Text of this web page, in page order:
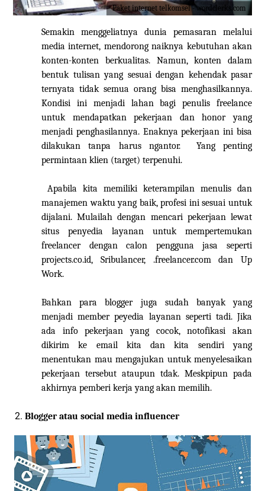
Paket internet telkomsel - wordclerks.com
Semakin menggeliatnya dunia pemasaran melalui
media internet, mendorong naiknya kebutuhan akan
konten-konten berkualitas. Namun, konten dalam
bentuk tulisan yang sesuai dengan kehendak pasar
ternyata tidak semua orang bisa menghasilkannya.
Kondisi ini menjadi lahan bagi penulis freelance
untuk mendapatkan pekerjaan dan honor yang
menjadi penghasilannya. Enaknya pekerjaan ini bisa
dilakukantanpa harus ngantor. Yang penting
permintaan klien (target) terpenuhi.
Apabila kita memiliki keterampilan menulis dan
manajemen waktu yang baik, profesi ini sesuai untuk
dijalani. Mulailah dengan mencari pekerjaan lewat
situs penyedia layanan untuk mempertemukan
freelancer dengan calon pengguna jasa seperti
projects.co.id, Sribulancer, .freelancer.com dan Up
Work.
Bahkan para blogger juga sudah banyak yang
menjadi member peyedia layanan seperti tadi. Jika
ada info pekerjaan yang cocok, notofikasi akan
dikirim ke email kita dan kita sendiri yang
menentukan mau mengajukan untuk menyelesaikan
pekerjaan tersebut ataupun tdak. Meskpipun pada
akhirnya pemberi kerja yang akan memilih.
Blogger atau social media influencer